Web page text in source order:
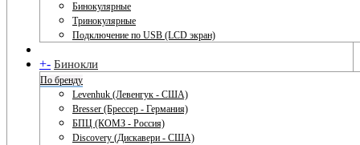
Бинокулярные
Тринокулярные
Подключение по USB (LCD экран)
+- Бинокли
По бренду
Levenhuk (Левенгук - США)
Bresser (Брессер - Германия)
БПЦ (КОМЗ - Россия)
Discovery (Дискавери - США)